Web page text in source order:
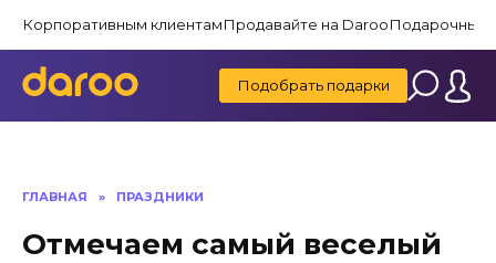
содержанию
Корпоративным клиентамПродавайте на DarooПодарочные
Подобрать подарки
ГЛАВНАЯ » ПРАЗДНИКИ
Отмечаем самый веселый